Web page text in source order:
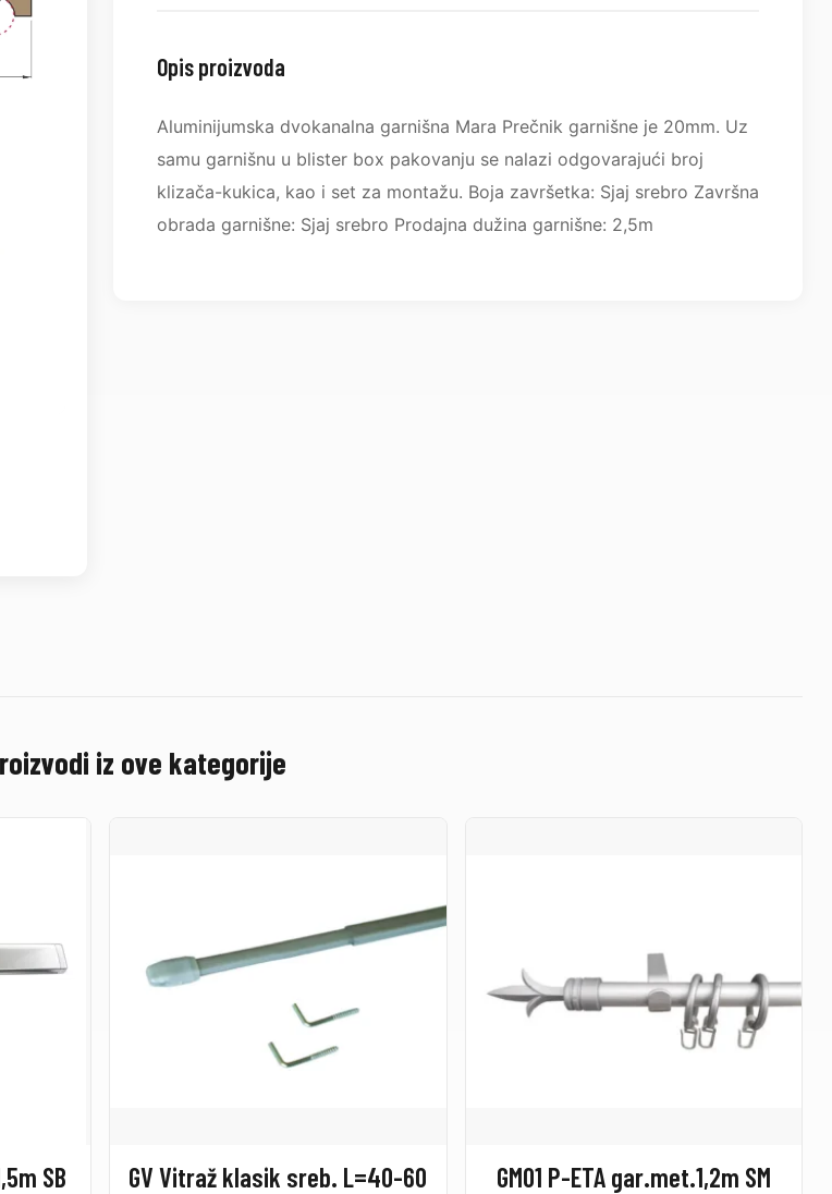
Opis proizvoda
Aluminijumska dvokanalna garnišna Mara Prečnik garnišne je 20mm. Uz
samu garnišnu u blister box pakovanju se nalazi odgovarajući broj
klizača-kukica, kao i set za montažu. Boja završetka: Sjaj srebro Završna
obrada garnišne: Sjaj srebro Prodajna dužina garnišne: 2,5m
iz ove kategorije
SB GV Vitraž klasik sreb. L=40-60 GM01 P-ETA gar.met.1,2m SM